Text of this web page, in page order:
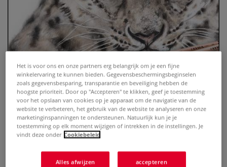
Het is voor ons en onze partners erg belangrijk om je een fijne
winkelervaring te kunnen bieden. Gegevensbeschermingsbeginselen
zoals gegevensbesparing, transparantie en beveiliging hebben de
hoogste prioriteit. Door op "Accepteren" te klikken, geef je toestemming
voor het opslaan van cookies op je apparaat om de navigatie van de
website te verbeteren, het gebruik van de website te analyseren en onze
marketinginspanningen te ondersteunen. Natuurlijk kun je je
toestemming op elk moment wijzigen of intrekken in de instellingen. Je
vindt deze onder Cookiebeleid
Alles afwijzen accepteren